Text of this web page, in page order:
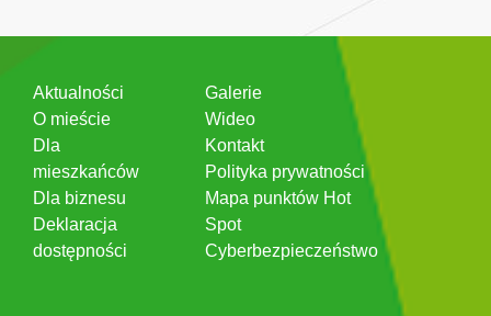
Aktualności
O mieście
Dla
mieszkańców
Dla biznesu
Deklaracja
dostępności
Galerie
Wideo
Kontakt
Polityka prywatności
Mapa punktów Hot
Spot
Cyberbezpieczeństwo